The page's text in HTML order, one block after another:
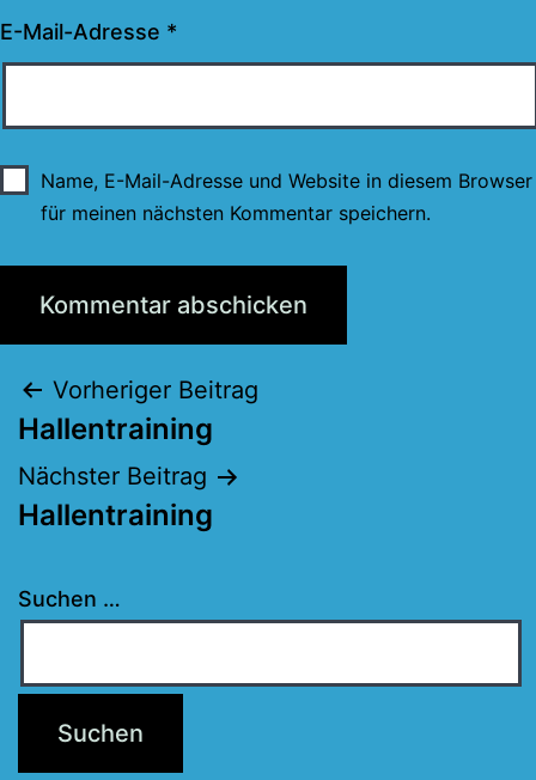
E-Mail-Adresse *
Name, E-Mail-Adresse und Website in diesem Browser
für meinen nächsten Kommentar speichern.
Beitragsnavigation
Vorheriger Beitrag
Hallentraining
Nächster Beitrag
Hallentraining
Suchen …